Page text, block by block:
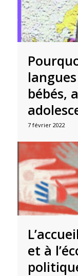
bébés,
7 février 2022
et à